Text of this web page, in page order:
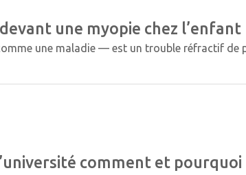
une myopie chez l’enfant
une maladie — est un trouble réfractif de
comment et